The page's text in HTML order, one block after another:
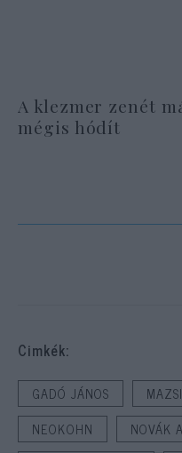
A klezmer zenét
mégis hódít
Cimkék:
GADÓ JÁNOS
NEOKOHN
NOVÁK